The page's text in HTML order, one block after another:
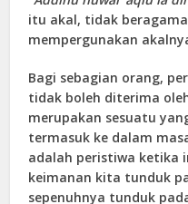
itu akal, tidak
mempergunakan
Bagi sebagian orang,
tidak boleh diterima
merupakan sesuatu
termasuk ke dalam
adalah peristiwa ketika
keimanan kita tunduk
sepenuhnya tunduk